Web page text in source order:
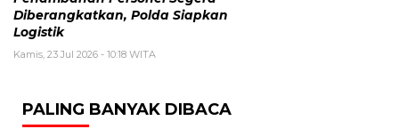
Diberangkatkan, Polda Siapkan
Logistik
Kamis, 23 Jul 2026 - 10:18 WITA
PALING BANYAK DIBACA